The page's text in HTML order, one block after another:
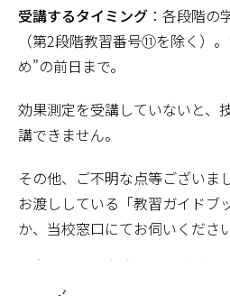
受講するタイミング ：各段階の
（第2段階教習番号⑪を除く）
め”の前日まで。
効果測定を受講していないと、
講できません。
その他、ご不明な点等ございま
お渡ししている「教習ガイドブ
か、当校窓口にてお伺いください